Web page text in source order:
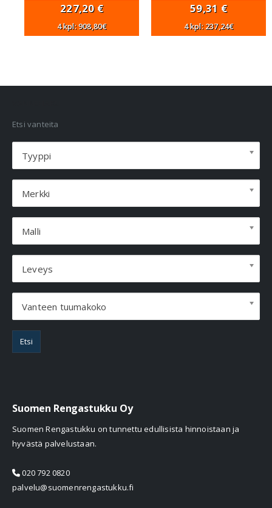
227,20 €
4 kpl: 908,80€
59,31 €
4 kpl: 237,24€
Etsi vanteita
Tyyppi
Merkki
Malli
Leveys
Vanteen tuumakoko
Etsi
Suomen Rengastukku Oy
Suomen Rengastukku on tunnettu edullisista hinnoistaan ja
hyvästä palvelustaan.
020 792 0820
palvelu@suomenrengastukku.fi